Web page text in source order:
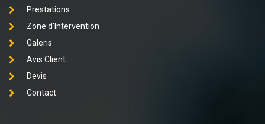
Prestations
Zone d'Intervention
Galeris
Avis Client
Devis
Contact